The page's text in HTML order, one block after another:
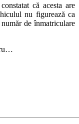
că acesta are
nu figurează ca
de înmatriculare